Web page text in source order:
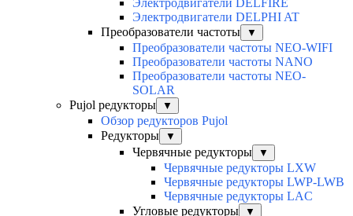
Электродвигатели DELFIRE
Электродвигатели DELPHI AT
Преобразователи частоты
▼
Преобразователи частоты NEO-WIFI
Преобразователи частоты NANO
Преобразователи частоты NEO-
SOLAR
Pujol редукторы
▼
Обзор редукторов Pujol
Редукторы
▼
Червячные редукторы ▼
Червячные редукторы LXW
Червячные редукторы LWP-LWB
Червячные редукторы LAC
Угловые редукторы
▼